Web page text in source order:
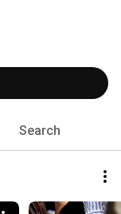
Search